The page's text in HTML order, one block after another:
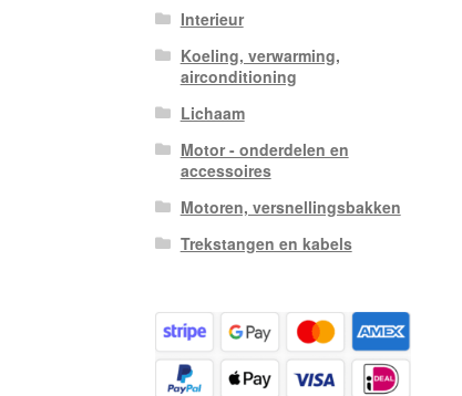
Interieur
Koeling, verwarming,
airconditioning
Lichaam
Motor - onderdelen en
accessoires
Motoren, versnellingsbakken
Trekstangen en kabels